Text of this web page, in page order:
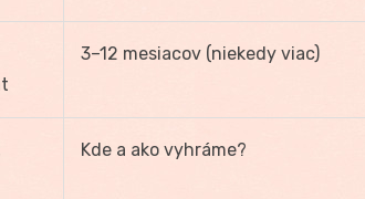
3–12 mesiacov (niekedy viac)
Kde a ako vyhráme?